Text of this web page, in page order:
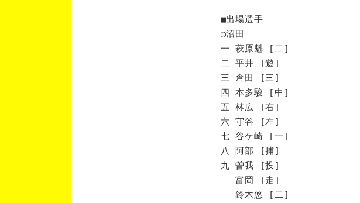
■出場選手
◯沼田
一 萩原魁 [二]
二 平井 [遊]
三 倉田 [三]
四 本多駿 [中]
五 林広 [右]
六 守谷 [左]
七 谷ケ崎 [一]
八 阿部 [捕]
九 曽我 [投]
富岡 [走]
鈴木悠 [二]